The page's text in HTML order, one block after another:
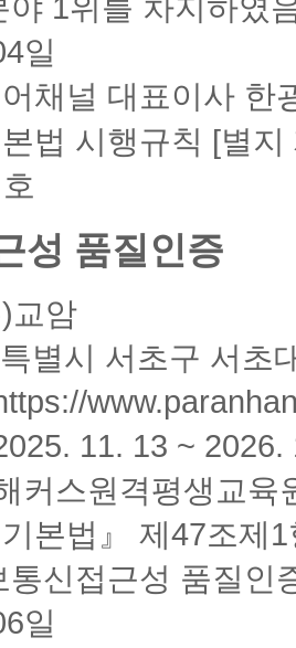
1위를 차지하였
일
채널 대표이사 한
법 시행규칙 [별지
성 품질인증
교암
별시 서초구 서초
11. 13 ~ 2026.
커스원격평생교육
기본법』 제47조
통신접근성 품질인
일